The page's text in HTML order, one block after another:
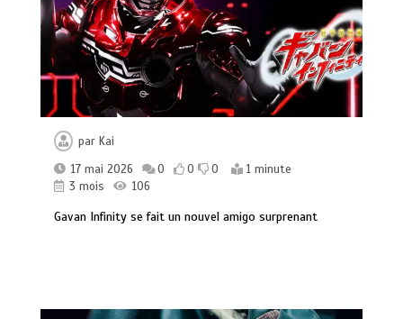
par Kai
17 mai 2026
0 0 0
1 minute
3 mois
106
Gavan Infinity se fait un nouvel amigo surprenant